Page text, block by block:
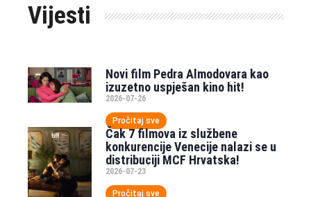
Vijesti
Novi film Pedra Almodovara kao
izuzetno uspješan kino hit!
2026-07-26
Pročitaj sve
Čak 7 filmova iz službene
konkurencije Venecije nalazi se u
distribuciji MCF Hrvatska!
2026-07-23
Pročitaj sve